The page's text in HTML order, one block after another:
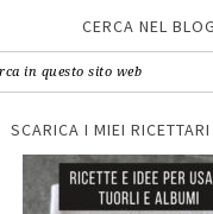
CERCA NEL BLOG
SCARICA I MIEI